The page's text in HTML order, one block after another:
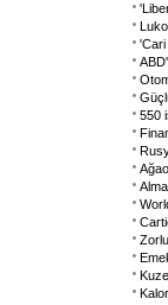
'Cari
550